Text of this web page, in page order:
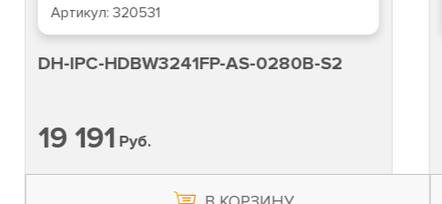
Артикул:320531
DH-IPC-HDBW3241FP-AS-0280B-S2
19 191 Руб.